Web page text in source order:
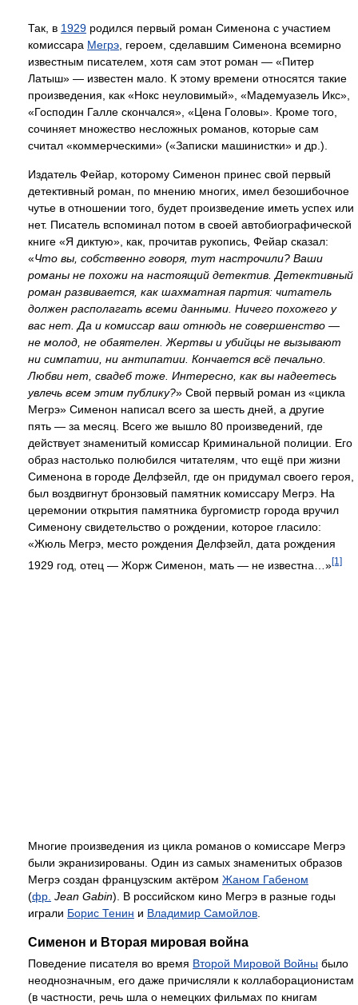
Так, в 1929 родился первый роман Сименона с участием
комиссара Мегрэ, героем, сделавшим Сименона всемирно
известным писателем, хотя сам этот роман — «Питер
Латыш» — известен мало. К этому времени относятся такие
произведения, как «Нокс неуловимый», «Мадемуазель Икс»,
«Господин Галле скончался», «Цена Головы». Кроме того,
сочиняет множество несложных романов, которые сам
считал «коммерческими» («Записки машинистки» и др.).
Издатель Фейар, которому Сименон принес свой первый
детективный роман, по мнению многих, имел безошибочное
чутье в отношении того, будет произведение иметь успех или
нет. Писатель вспоминал потом в своей автобиографической
книге «Я диктую», как, прочитав рукопись, Фейар сказал:
«Что вы, собственно говоря, тут настрочили? Ваши
романы не похожи на настоящий детектив. Детективный
роман развивается, как шахматная партия: читатель
должен располагать всеми данными. Ничего похожего у
вас нет. Да и комиссар ваш отнюдь не совершенство —
не молод, не обаятелен. Жертвы и убийцы не вызывают
ни симпатии, ни антипатии. Кончается всё печально.
Любви нет, свадеб тоже. Интересно, как вы надеетесь
увлечь всем этим публику?» Свой первый роман из «цикла
Мегрэ» Сименон написал всего за шесть дней, а другие
пять — за месяц. Всего же вышло 80 произведений, где
действует знаменитый комиссар Криминальной полиции. Его
образ настолько полюбился читателям, что ещё при жизни
Сименона в городе Делфзейл, где он придумал своего героя,
был воздвигнут бронзовый памятник комиссару Мегрэ. На
церемонии открытия памятника бургомистр города вручил
Сименону свидетельство о рождении, которое гласило:
«Жюль Мегрэ, место рождения Делфзейл, дата рождения
1929 год, отец — Жорж Сименон, мать — не известна…»[1]
Многие произведения из цикла романов о комиссаре Мегрэ
были экранизированы. Один из самых знаменитых образов
Мегрэ создан французским актёром Жаном Габеном
(фр. Jean Gabin). В российском кино Мегрэ в разные годы
играли Борис Тенин и Владимир Самойлов
Сименон и Вторая мировая война
Поведение писателя во время Второй Мировой Войны было
неоднозначным, его даже причисляли к коллаборационистам
(в частности, речь шла о немецких фильмах по книгам